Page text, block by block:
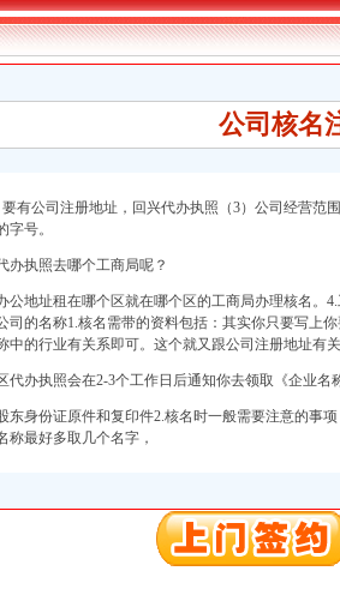
公司核名
要有公司注册地址， 回兴代办执照（3）公司经营范围
字号。
办执照去哪个工商局呢？
公地址租在哪个区就在哪个区的工商局办理核名。
司的名称1.核名需带的资料包括：其实你只要写上
中的行业有关系即可。这个就又跟公司注册地址有
代办执照会在2-3个工作日后通知你去领取《企业名
东身份证原件和复印件2.核名时一般需要注意的事
称最好多取几个名字，